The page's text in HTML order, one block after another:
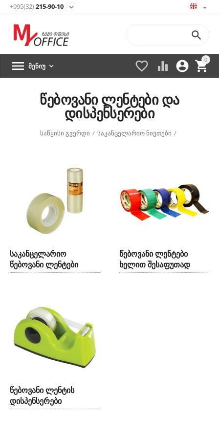
+995(32)215-90-10 
0


 

 ᲛᲔᲜᲘᲣ 
წებოვანი ლენტები და
დისპენსერები
საწყისი გვერდი / საკანცელარიო ნივთები /
საკანცელარიო
წებოვანი ლენტები
წებოვანი ლენტები
ხელით შესაფუთად
წებოვანი ლენტის
დისპენსერები